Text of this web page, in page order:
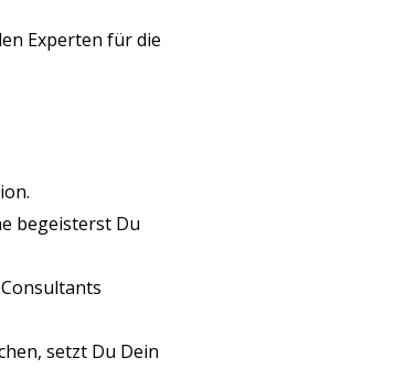
Experten für die
begeisterst Du
setzt Du Dein